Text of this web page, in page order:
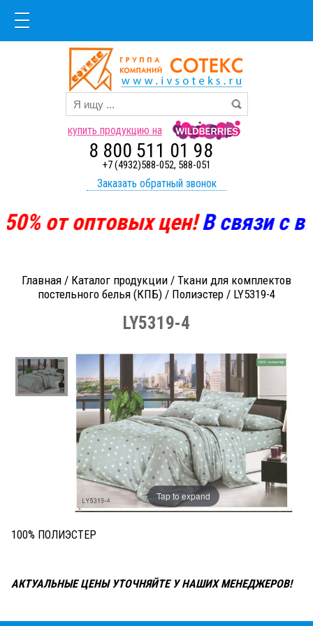
купить продукцию на
8 800 511 01 98
+7 (4932)588-052, 588-051
Заказать обратный звонок
от оптовых цен!Всвязи с
Главная / Каталог продукции / Ткани для комплектов
постельного белья (КПБ) / Полиэстер / LY5319-4
LY5319-4
Tap to expand
100% ПОЛИЭСТЕР
АКТУАЛЬНЫЕ ЦЕНЫ УТОЧНЯЙТЕ У НАШИХ МЕНЕДЖЕРОВ!